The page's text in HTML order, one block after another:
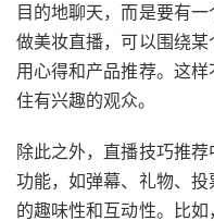
目的地聊天，而是要有
做美妆直播，可以围绕
用心得和产品推荐。这
住有兴趣的观众。
除此之外，直播技巧推
功能，如弹幕、礼物、
的趣味性和互动性。比如